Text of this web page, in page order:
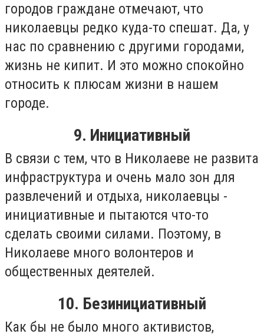
городов граждане отмечают, что
николаевцы редко куда-то спешат. Да, у
нас по сравнению с другими городами,
жизнь не кипит. И это можно спокойно
относить к плюсам жизни в нашем
городе.
9. Инициативный
В связи с тем, что в Николаеве не развита
инфраструктура и очень мало зон для
развлечений и отдыха, николаевцы -
инициативные и пытаются что-то
сделать своими силами. Поэтому, в
Николаеве много волонтеров и
общественных деятелей.
10. Безинициативный
Как бы не было много активистов,